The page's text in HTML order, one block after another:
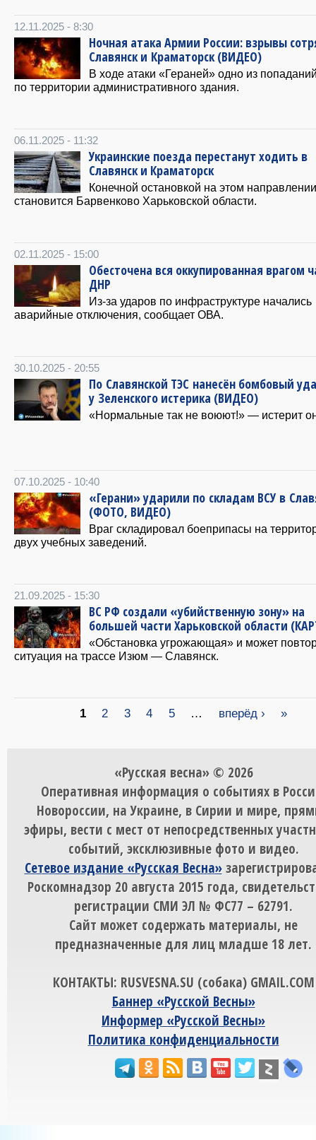
12.11.2025 - 8:30
Ночная атака Армии России: взрывы
Славянск и Краматорск (ВИДЕО)
В ходе атаки «Гераней» одно из
по территории административного здания.
06.11.2025 - 11:32
Украинские поезда перестанут ходить в
Славянск и Краматорск
Конечной остановкой на этом направлении
становится Барвенково Харьковской области.
02.11.2025 - 15:00
Обесточена вся оккупированная врагом
ДНР
Из-за ударов по инфраструктуре начались
аварийные отключения, сообщает ОВА.
30.10.2025 - 20:55
По Славянской ТЭС нанесён бомбовый
у Зеленского истерика (ВИДЕО)
«Нормальные так не воюют!» — истерит
07.10.2025 - 10:40
«Герани» ударили по складам ВСУ в
(ФОТО, ВИДЕО)
Враг складировал боеприпасы на
двух учебных заведений.
21.09.2025 - 15:30
ВС РФ создали «убийственную зону» на
большей части Харьковской области
«Обстановка угрожающая» и может
ситуация на трассе Изюм — Славянск.
1 2 3 4 5 … вперёд › »
«Русская весна» © 2026
Оперативная информация о событиях в
Новороссии, на Украине, в Сирии и мире,
эфиры, вести с мест от непосредственных
событий, эксклюзивные фото и видео.
Сетевое издание «Русская Весна»
Роскомнадзор 20 августа 2015 года,
регистрации СМИ ЭЛ № ФС77 – 62791.
Сайт может содержать материалы, не
предназначенные для лиц младше 18 лет.
КОНТАКТЫ: RUSVESNA.SU (собака) GMAIL.COM
Баннер «Русской Весны»
Информер «Русской Весны»
Политика конфиденциальности